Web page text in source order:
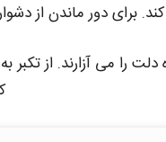
کند. برای دور ماندن از
را می آزارند. از تکبر